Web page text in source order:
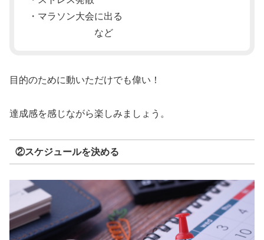
・マラソン大会に出る
など
目的のために動いただけでも偉い！
達成感を感じながら楽しみましょう。
②スケジュールを決める